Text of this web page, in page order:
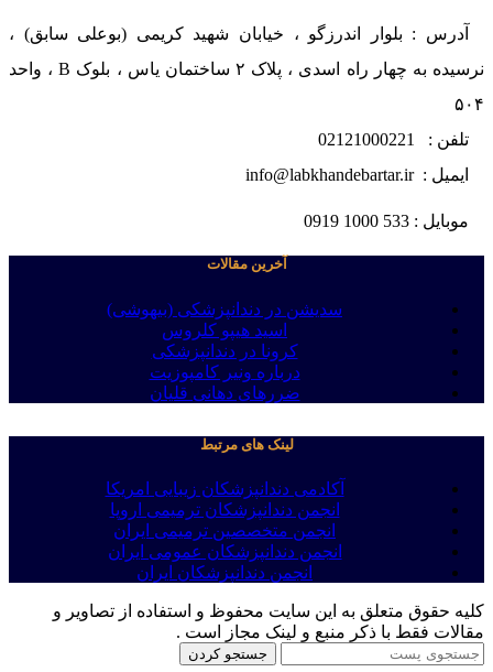
آدرس : بلوار اندرزگو ، خیابان شهید کریمی (بوعلی سابق) ،
نرسیده به چهار راه اسدی ، پلاک ۲ ساختمان یاس ، بلوک B ، واحد
۵۰۴
تلفن : 02121000221
ایمیل : info@labkhandebartar.ir
موبایل : 533 1000 0919
آخرین مقالات
سدیشن در دندانپزشکی (بیهوشی)
اسید هیپو کلروس
کرونا در دندانپزشکی
درباره ونیر کامپوزیت
ضررهای دهانی قلیان
لینک های مرتبط
آکادمی دندانپزشکان زیبایی امریکا
انجمن دندانپزشکان ترمیمی اروپا
انجمن متخصصین ترمیمی ایران
انجمن دندانپزشکان عمومی ایران
انجمن دندانپزشکان ایران
کلیه حقوق متعلق به این سایت محفوظ و استفاده از تصاویر و
مقالات فقط با ذکر منبع و لینک مجاز است .
جستجو کردن